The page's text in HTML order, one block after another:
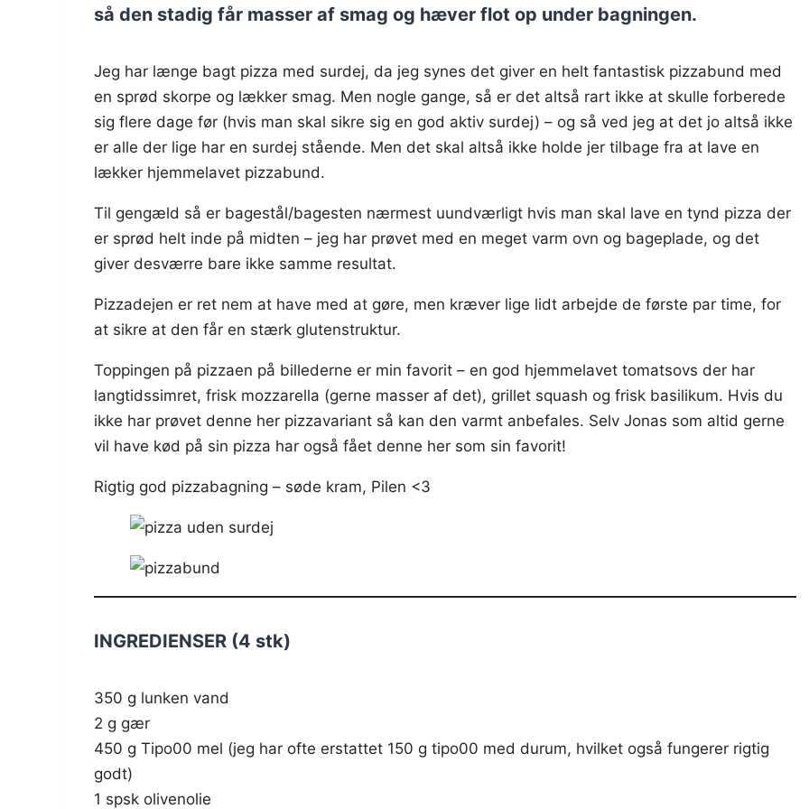
så den stadig får masser af smag og hæver flot op under bagningen.
Jeg har længe bagt pizza med surdej, da jeg synes det giver en helt fantastisk pizzabund med
en sprød skorpe og lækker smag. Men nogle gange, så er det altså rart ikke at skulle forberede
sig flere dage før (hvis man skal sikre sig en god aktiv surdej) – og så ved jeg at det jo altså ikke
er alle der lige har en surdej stående. Men det skal altså ikke holde jer tilbage fra at lave en
lækker hjemmelavet pizzabund.
Til gengæld så er bagestål/bagesten nærmest uundværligt hvis man skal lave en tynd pizza der
er sprød helt inde på midten – jeg har prøvet med en meget varm ovn og bageplade, og det
giver desværre bare ikke samme resultat.
Pizzadejen er ret nem at have med at gøre, men kræver lige lidt arbejde de første par time, for
at sikre at den får en stærk glutenstruktur.
Toppingen på pizzaen på billederne er min favorit – en god hjemmelavet tomatsovs der har
langtidssimret, frisk mozzarella (gerne masser af det), grillet squash og frisk basilikum. Hvis du
ikke har prøvet denne her pizzavariant så kan den varmt anbefales. Selv Jonas som altid gerne
vil have kød på sin pizza har også fået denne her som sin favorit!
Rigtig god pizzabagning – søde kram, Pilen <3
INGREDIENSER (4 stk)
350 g lunken vand
2 g gær
450 g Tipo00 mel (jeg har ofte erstattet 150 g tipo00 med durum, hvilket også fungerer rigtig
godt)
1 spsk olivenolie